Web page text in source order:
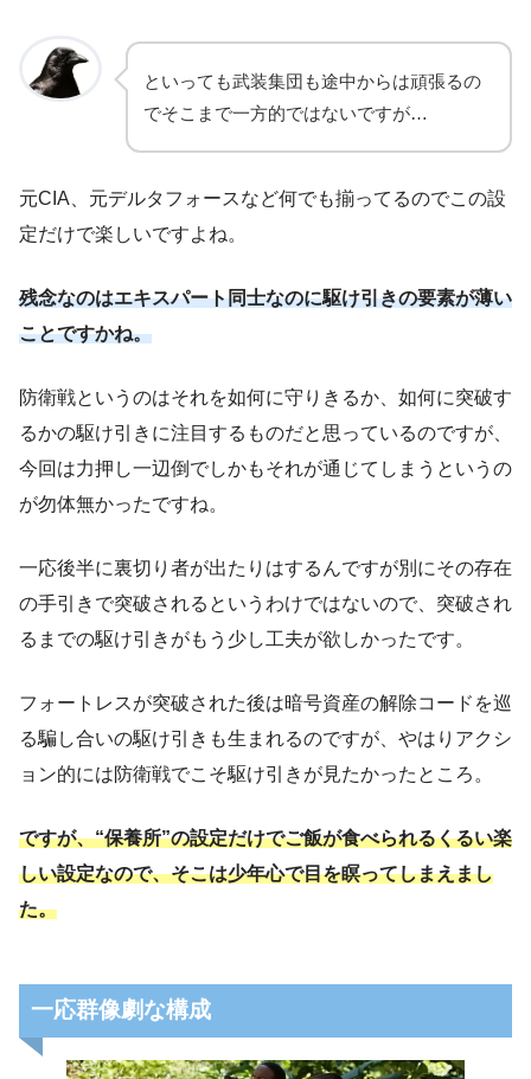
といっても武装集団も途中からは頑張るの
でそこまで一方的ではないですが…
元CIA、元デルタフォースなど何でも揃ってるのでこの設
定だけで楽しいですよね。
残念なのはエキスパート同士なのに駆け引きの要素が薄い
ことですかね。
防衛戦というのはそれを如何に守りきるか、如何に突破す
るかの駆け引きに注目するものだと思っているのですが、
今回は力押し一辺倒でしかもそれが通じてしまうというの
が勿体無かったですね。
一応後半に裏切り者が出たりはするんですが別にその存在
の手引きで突破されるというわけではないので、突破され
るまでの駆け引きがもう少し工夫が欲しかったです。
フォートレスが突破された後は暗号資産の解除コードを巡
る騙し合いの駆け引きも生まれるのですが、やはりアクシ
ョン的には防衛戦でこそ駆け引きが見たかったところ。
ですが、“保養所”の設定だけでご飯が食べられるくるい楽
しい設定なので、そこは少年心で目を瞑ってしまえまし
た。
一応群像劇な構成